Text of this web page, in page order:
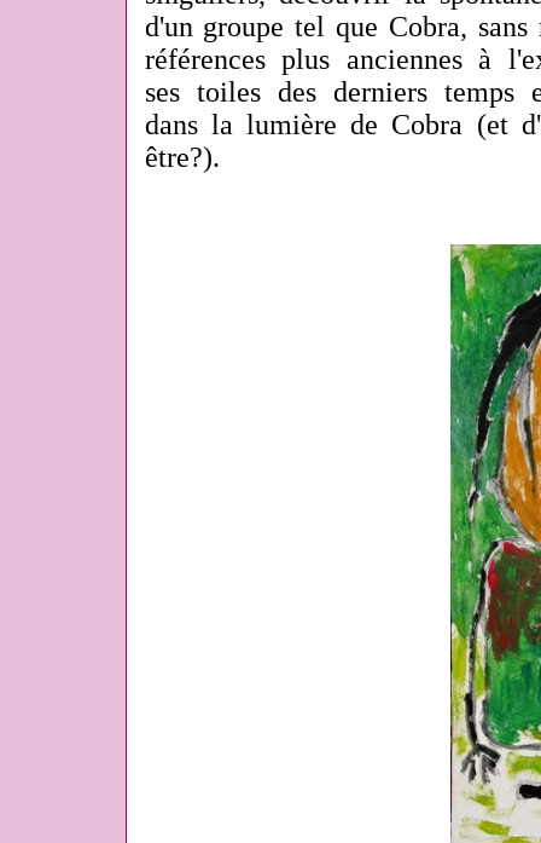
d'un groupe tel que Cobra,
références plus anciennes à
ses toiles des derniers temps
dans la lumière de Cobra (et
être?).